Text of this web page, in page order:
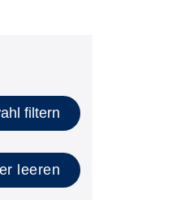
filtern
leeren